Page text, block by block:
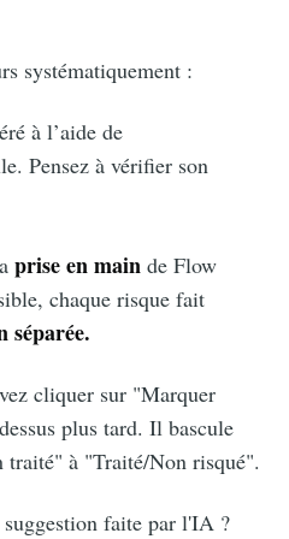
systématiquement :
à l’aide de
Pensez à vérifier son
prise en mainde Flow
chaque risque fait
séparée.
cliquer sur "Marquer
plus tard. Il bascule
traité" à "Traité/Non risqué".
faite par l'IA ?